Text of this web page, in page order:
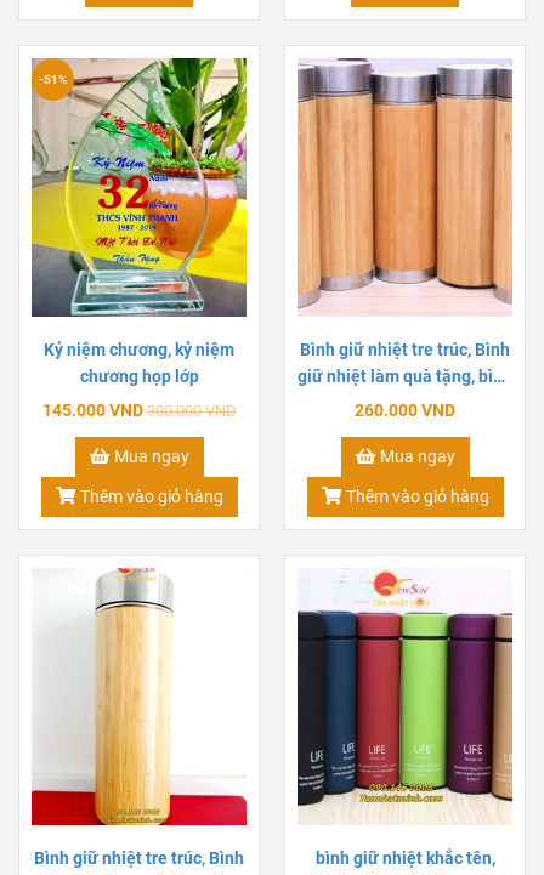
Kỷ niệm chương, kỷ niệm
chương họp lớp
145.000 VND 300.000 VND
-51%
Mua ngay
Thêm vào giỏ hàng
Bình giữ nhiệt tre trúc, Bình
giữ nhiệt làm quà tặng, bình
giữ nhiệt khắc tên
260.000 VND
Mua ngay
Thêm vào giỏ hàng
Bình giữ nhiệt tre trúc, Bình
bình giữ nhiệt khắc tên,